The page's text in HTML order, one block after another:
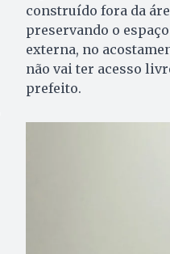
construído fora da
preservando o
externa, no
não vai ter acesso
prefeito.